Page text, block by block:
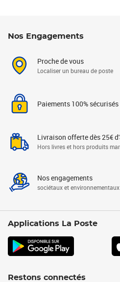
Nos Engagements
Proche de vous
Localiser un bureau de poste
Paiements 100% sécurisés
Livraison offerte dès 25€
Hors livres et hors produits
Nos engagements
sociétaux et environnementaux
Applications La Poste
Restons connectés